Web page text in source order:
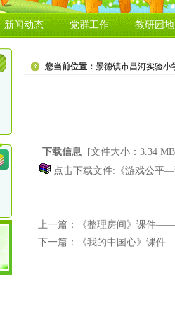
新闻动态 党群工作 教研园地
您当前位置： 景德镇市昌河实验小
下载信息[文件大小：3.34
点击下载文件:《游戏公
上一篇：
《整理房间》课件
下一篇：
《我的中国心》课